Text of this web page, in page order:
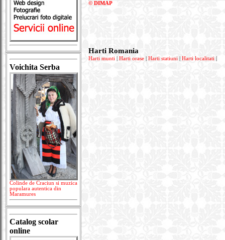
Voichita Serba
Colinde de Craciun si muzica
populara autentica din
Maramures
Catalog scolar
online
© DIMAP
Harti Romania
Harti munti Harti orase Harti statiuni Harti localitati